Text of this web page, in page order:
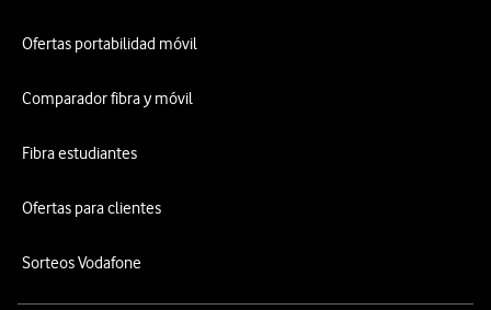
Ofertas portabilidad móvil
Comparador fibra y móvil
Fibra estudiantes
Ofertas para clientes
Sorteos Vodafone